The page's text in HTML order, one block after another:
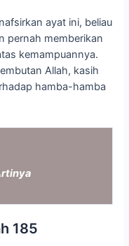
ayat ini, beliau
pernah memberikan
kemampuannya.
Allah, kasih
hamba-hamba
185